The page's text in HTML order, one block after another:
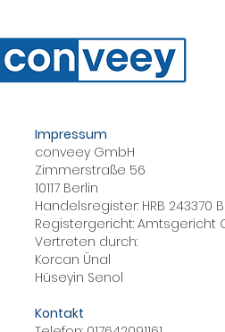
Impressum
conveey GmbH
Zimmerstraße 56
10117 Berlin
Handelsregister: HRB 243370 B
Registergericht: Amtsgericht
Vertreten durch:
Korcan Ünal
Hüseyin Senol
Kontakt